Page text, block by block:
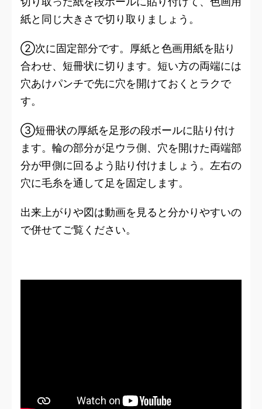
紙と同じ大きさで切り取りましょう。
②次に固定部分です。厚紙と色画用紙を貼り
合わせ、短冊状に切ります。短い方の両端には
穴あけパンチで先に穴を開けておくとラクで
す。
③短冊状の厚紙を足形の段ボールに貼り付け
ます。輪の部分が足ウラ側、穴を開けた両端部
分が甲側に回るよう貼り付けましょう。左右の
穴に毛糸を通して足を固定します。
出来上がりや図は動画を見ると分かりやすいの
で併せてご覧ください。